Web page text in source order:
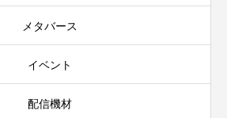
メタバース
イベント
配信機材